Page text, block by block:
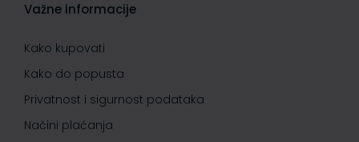
Važne informacije
Kako kupovati
Kako do popusta
Privatnost i sigurnost podataka
Načini plaćanja